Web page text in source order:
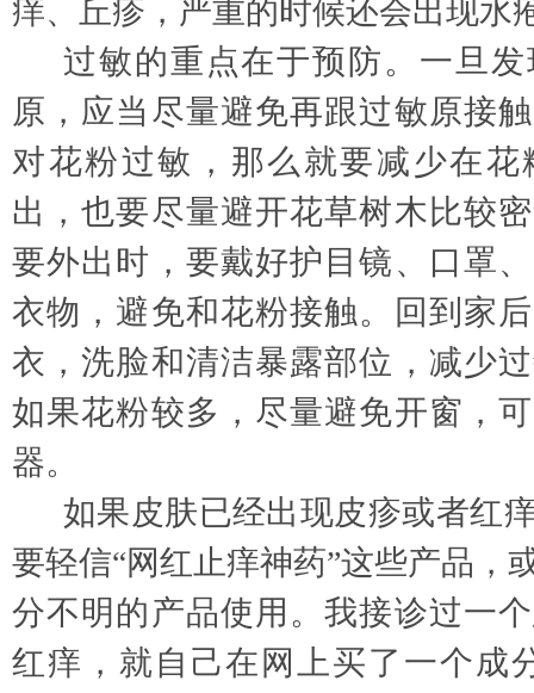
痒、丘疹，严重的时候还会出现水
过敏的重点在于预防。一旦
原，应当尽量避免再跟过敏原接
对花粉过敏，那么就要减少在花
出，也要尽量避开花草树木比较
要外出时，要戴好护目镜、口罩
衣物，避免和花粉接触。回到家
衣，洗脸和清洁暴露部位，减少
如果花粉较多，尽量避免开窗，
器。
如果皮肤已经出现皮疹或者红
要轻信“网红止痒神药”这些产品，
分不明的产品使用。我接诊过一
红痒，就自己在网上买了一个成